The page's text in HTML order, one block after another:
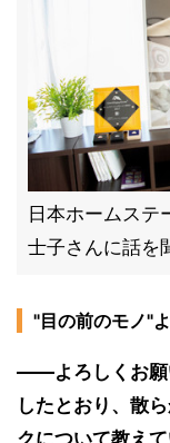
日本ホームステ
士子さんに話を
"目の前のモノ"
――よろしくお願
したとおり、散
クについて教え